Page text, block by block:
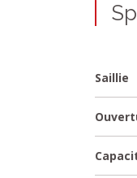
Saillie